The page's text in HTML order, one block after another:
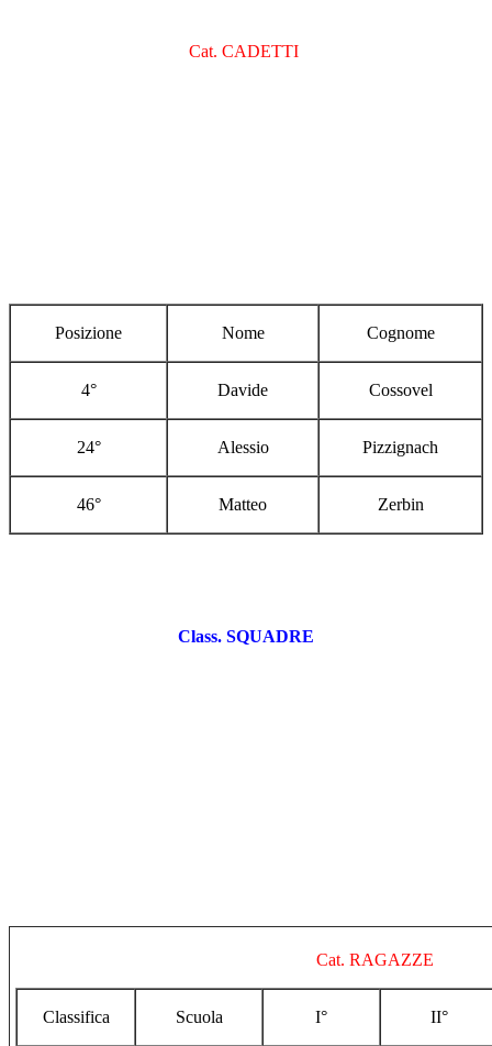
Cat. CADETTI
Posizione Nome Cognome
4° Davide Cossovel
24° Alessio Pizzignach
46° Matteo Zerbin
Class. SQUADRE
Cat. RAGAZZE
Classifica Scuola I° II°